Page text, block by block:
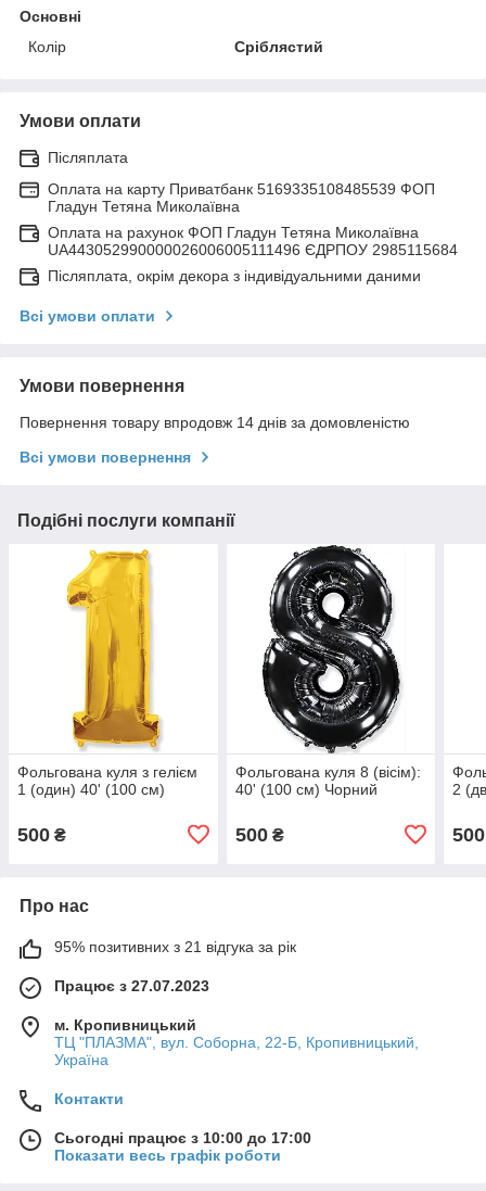
Основні
Колір
Сріблястий
Умови оплати
Післяплата
Оплата на карту Приватбанк 5169335108485539 ФОП
Гладун Тетяна Миколаївна
Оплата на рахунок ФОП Гладун Тетяна Миколаївна
UA443052990000026006005111496 ЄДРПОУ 2985115684
Післяплата, окрім декора з індивідуальними даними
Всі умови оплати
Умови повернення
Повернення товару впродовж 14 днів за домовленістю
Всі умови повернення
Подібні послуги компанії
Фольгована куля з гелієм
1 (один) 40' (100 см)
500 ₴
Фольгована куля 8 (вісім):
40' (100 см) Чорний
500₴
2
500
Про нас
95% позитивних з 21 відгука за рік
Працює з 27.07.2023
м. Кропивницький
ТЦ "ПЛАЗМА", вул. Соборна, 22-Б, Кропивницький,
Україна
Контакти
Сьогодні працює з 10:00 до 17:00
Показати весь графік роботи